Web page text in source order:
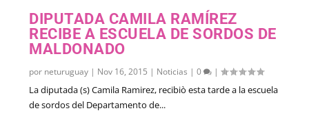
DIPUTADA CAMILA RAMÍREZ
RECIBE A ESCUELA DE SORDOS DE
MALDONADO
por neturuguay | Nov 16, 2015 | Noticias |0 |
La diputada (s) Camila Ramirez, recibiò esta tarde a la escuela
de sordos del Departamento de...